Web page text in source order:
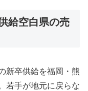
給空白県の売
新卒供給を福岡・熊
若手が地元に戻らな